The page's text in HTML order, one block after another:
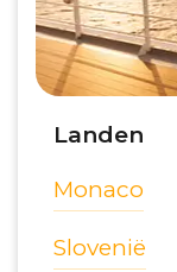
Landen
Monaco
Slovenië